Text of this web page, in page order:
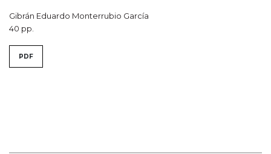
Gibrán Eduardo Monterrubio García
40 pp.
PDF